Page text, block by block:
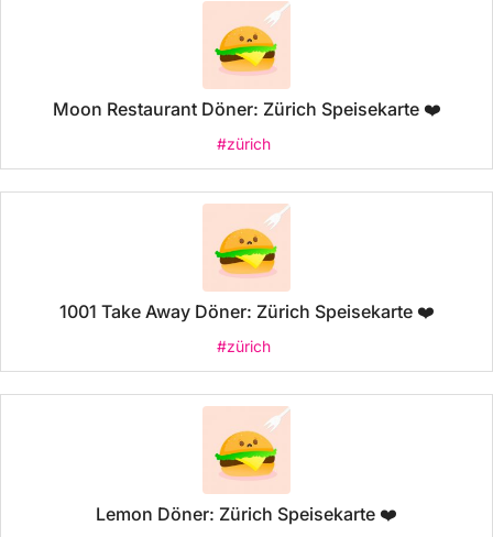
Moon Restaurant Döner: Zürich Speisekarte ❤️
#zürich
1001 Take Away Döner: Zürich Speisekarte ❤️
#zürich
Lemon Döner: Zürich Speisekarte ❤️